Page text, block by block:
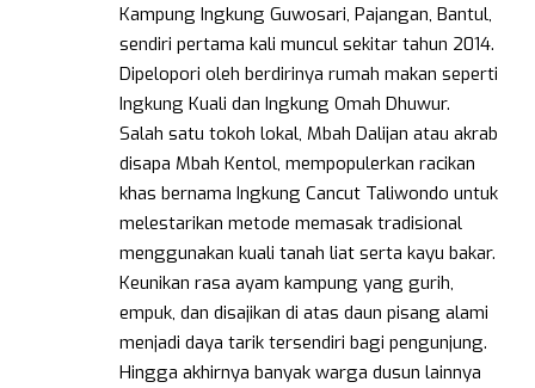
Kampung Ingkung Guwosari, Pajangan, Bantul,
sendiri pertama kali muncul sekitar tahun 2014.
Dipelopori oleh berdirinya rumah makan seperti
Ingkung Kuali dan Ingkung Omah Dhuwur.
Salah satu tokoh lokal, Mbah Dalijan atau akrab
disapa Mbah Kentol, mempopulerkan racikan
khas bernama Ingkung Cancut Taliwondo untuk
melestarikan metode memasak tradisional
menggunakan kuali tanah liat serta kayu bakar.
Keunikan rasa ayam kampung yang gurih,
empuk, dan disajikan di atas daun pisang alami
menjadi daya tarik tersendiri bagi pengunjung.
Hingga akhirnya banyak warga dusun lainnya